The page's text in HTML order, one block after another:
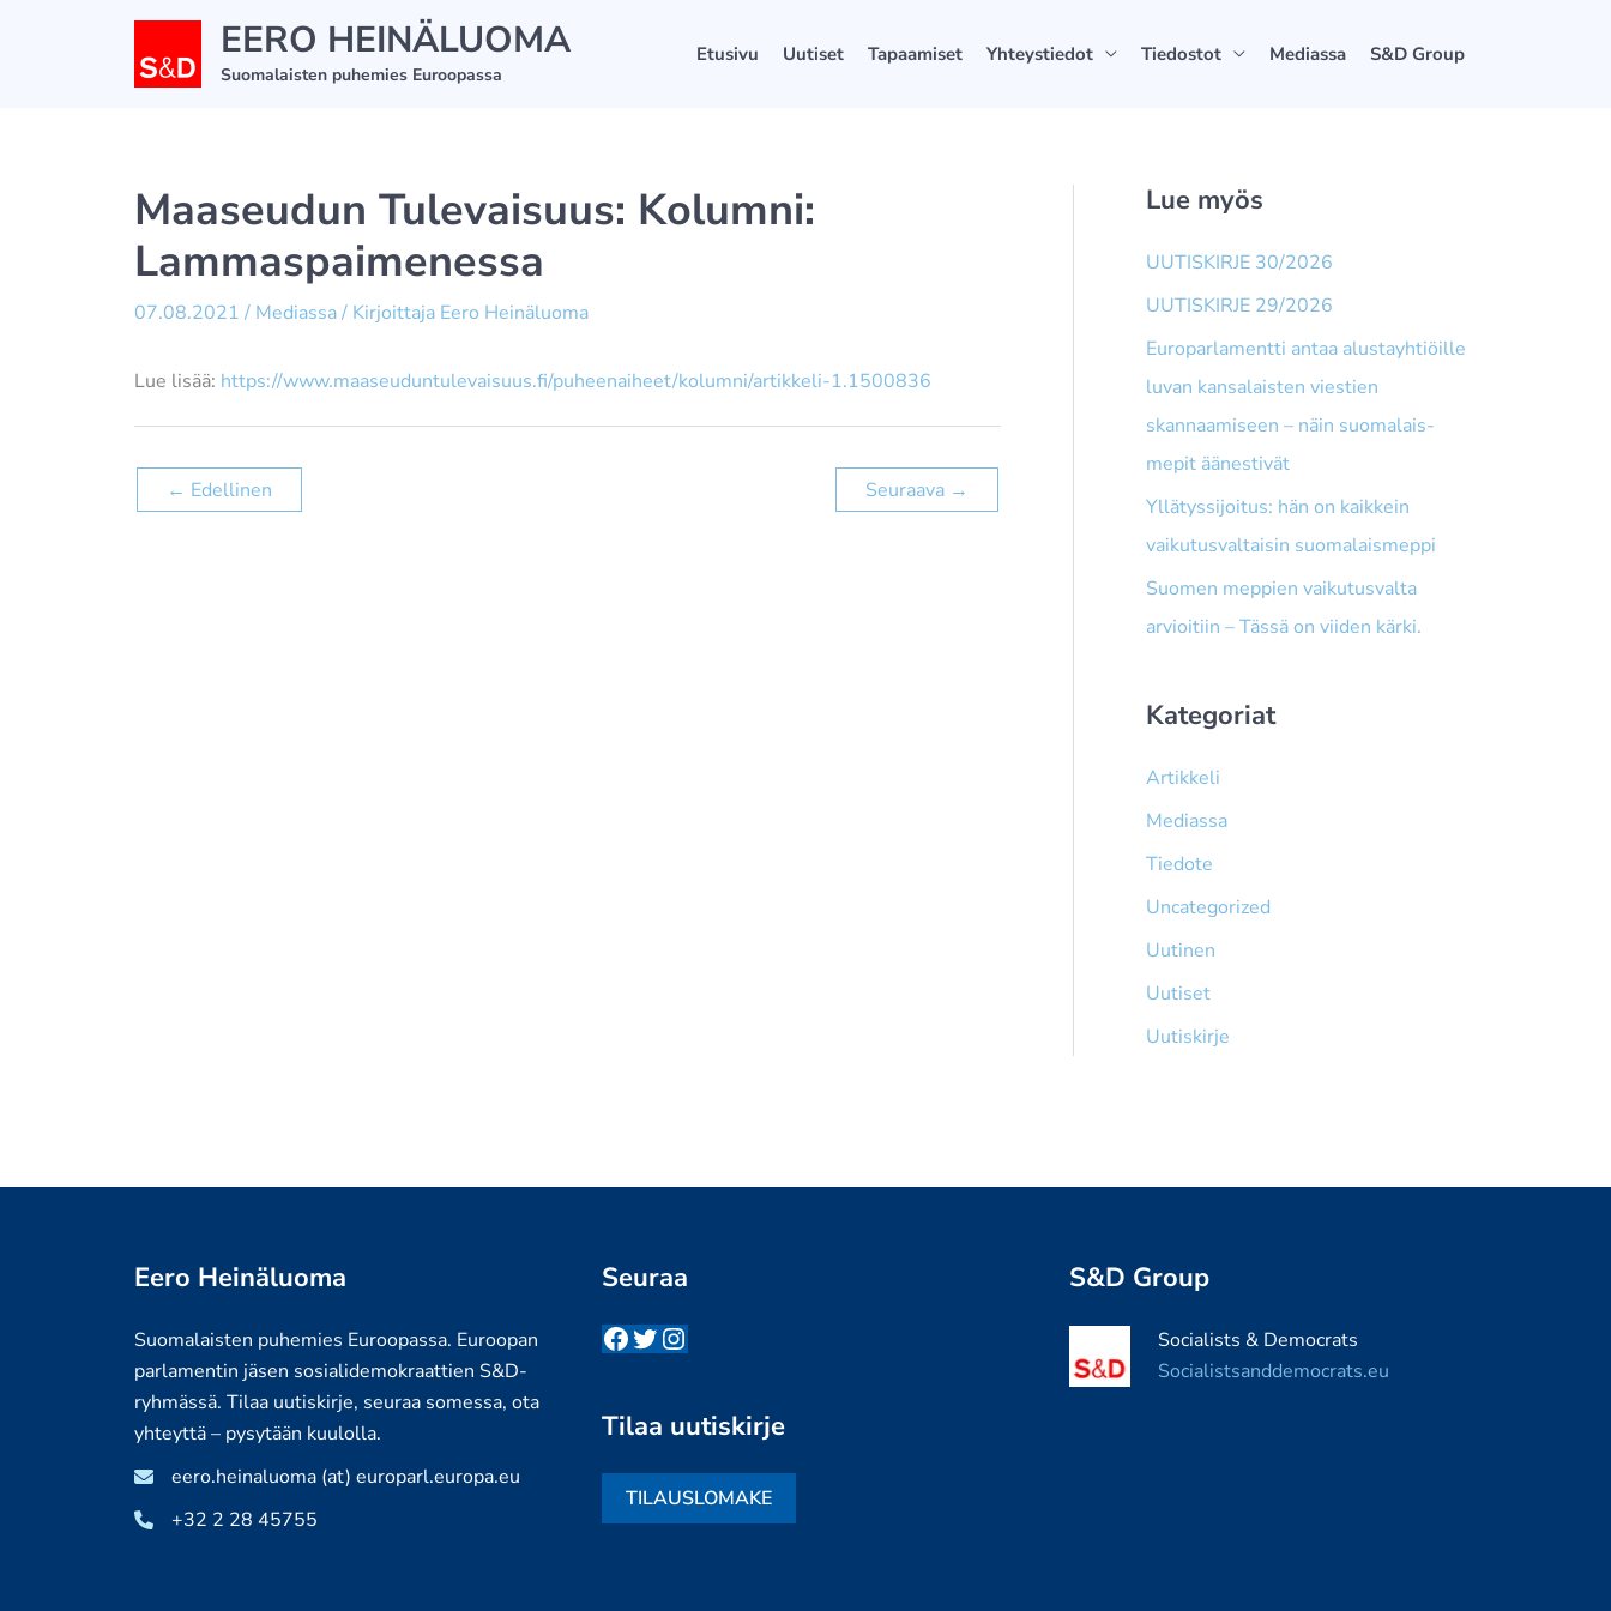
EERO HEINÄLUOMA
Suomalaisten puhemies Euroopassa
Etusivu Uutiset Tapaamiset Yhteystiedot Tiedostot Mediassa S&D Group
Maaseudun Tulevaisuus: Kolumni:
Lammaspaimenessa
07.08.2021 / Mediassa/ Kirjoittaja Eero Heinäluoma
Lue lisää: https://www.maaseuduntulevaisuus.fi/puheenaiheet/kolumni/artikkeli-1.1500836
← Edellinen Seuraava →
Lue myös
UUTISKIRJE 30/2026
UUTISKIRJE 29/2026
Europarlamentti antaa alusta­yhtiöille
luvan kansalaisten viestien
skannaamiseen – näin suomalais­
mepit äänestivät
Yllätyssijoitus: hän on kaikkein
vaikutusvaltaisin suomalaismeppi
Suomen meppien vaikutusvalta
arvioitiin – Tässä on viiden kärki.
Kategoriat
Artikkeli
Mediassa
Tiedote
Uncategorized
Uutinen
Uutiset
Uutiskirje
Eero Heinäluoma
Suomalaisten puhemies Euroopassa. Euroopan
parlamentin jäsen sosialidemokraattien S&D-
ryhmässä. Tilaa uutiskirje, seuraa somessa, ota
yhteyttä – pysytään kuulolla.
eero.heinaluoma (at) europarl.europa.eu
+32 2 28 45755
Seuraa
Facebook
Twitter
Instagram
Tilaa uutiskirje
TILAUSLOMAKE
S&D Group
Socialists & Democrats
Socialistsanddemocrats.eu